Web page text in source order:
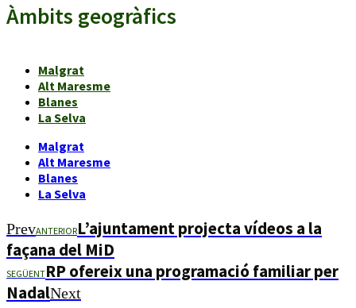
Àmbits geogràfics
Malgrat
Alt Maresme
Blanes
La Selva
Malgrat
Alt Maresme
Blanes
La Selva
PrevANTERIORL’ajuntament projecta vídeos a la
façana del MiD
SEGÜENTRP ofereix una programació familiar per
NadalNext